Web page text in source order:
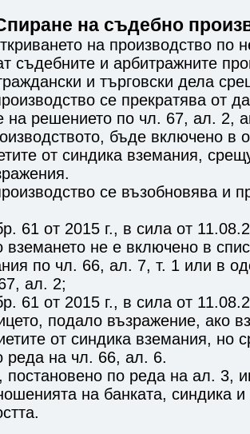
на съдебно
на производство по
съдебните и арбитражните
и търговски дела
се прекратява от
на решението по чл. 67, ал. 2,
бъде включено в
от синдика вземания,
се възобновява и
61 от 2015 г., в сила от
вземането не е включено в
по чл. 66, ал. 7, т. 1 или в
ал. 2;
61 от 2015 г., в сила от
подало възражение, ако
от синдика вземания, но
реда на чл. 66, ал. 6.
по реда на ал. 3,
на банката, синдика и